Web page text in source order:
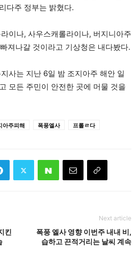
다주 정부는 밝혔다.
이나, 사우스캐롤라이나, 버지니아주
져나갈 것이라고 기상청은 내다봤다.
사는 지난 6일 밤 조지아주 해안 일
모든 주민이 안전한 곳에 머물 것을
아주피해 폭풍엘사 프롤ㄹ다
킨
Next article
폭풍 엘사 영향 이번주 내내 비,
습하고 끈적거리는 날씨 계속